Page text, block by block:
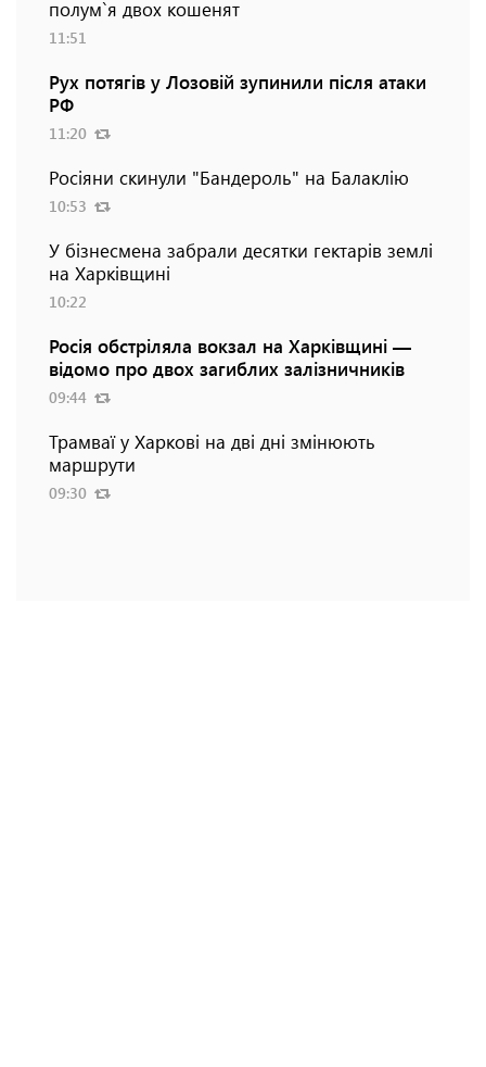
полум`я двох кошенят
11:51
Рух потягів у Лозовій зупинили після атаки
РФ
11:20
Росіяни скинули "Бандероль" на Балаклію
10:53
У бізнесмена забрали десятки гектарів землі
на Харківщині
10:22
Росія обстріляла вокзал на Харківщині —
відомо про двох загиблих залізничників
09:44
Трамваї у Харкові на дві дні змінюють
маршрути
09:30